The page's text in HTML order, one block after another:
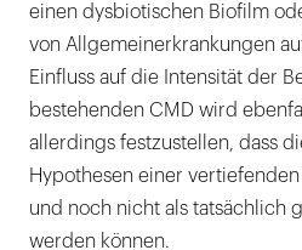
einen dysbiotischen Biofilm
von Allgemeinerkrankungen
Einfluss auf die Intensität der
bestehenden CMD wird
allerdings festzustellen, dass
Hypothesen einer
und noch nicht als tatsächlich
werden können.